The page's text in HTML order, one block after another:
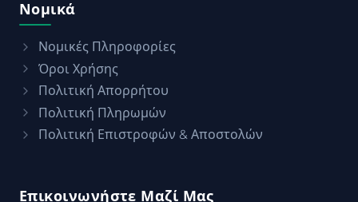
Νομικά
Νομικές Πληροφορίες
Όροι Χρήσης
Πολιτική Απορρήτου
Πολιτική Πληρωμών
Πολιτική Επιστροφών & Αποστολών
Επικοινωνήστε Μαζί Μας